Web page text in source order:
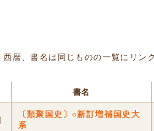
暦、書名は同じものの一覧にリン
書名
〔類聚国史〕○新訂増補国史大
系